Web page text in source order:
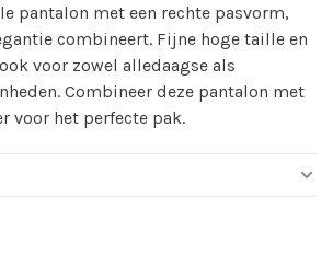
pantalon met een rechte pasvorm,
combineert. Fijne hoge taille en
voor zowel alledaagse als
Combineer deze pantalon met
voor het perfecte pak.